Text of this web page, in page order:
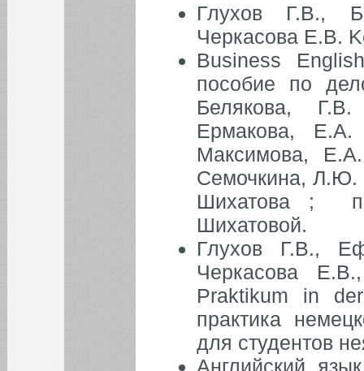
Глухов Г.В.,
Черкасова Е.В.
Business
пособие по
Белякова,
Ермакова,
Максимова,
Семочкина, Л.Ю.
Шихатова ;
Шихатовой.
Глухов Г.В.,
Черкасова
Praktikum in
практика
для студентов
Английский